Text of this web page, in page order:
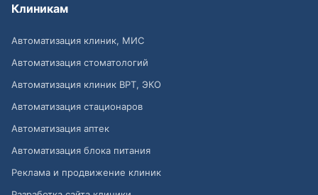
Клиникам
Автоматизация клиник, МИС
Автоматизация стоматологий
Автоматизация клиник ВРТ, ЭКО
Автоматизация стационаров
Автоматизация аптек
Автоматизация блока питания
Реклама и продвижение клиник